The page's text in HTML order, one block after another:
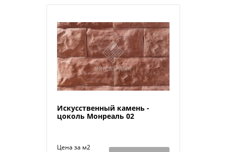
Искусственный камень -
цоколь Монреаль 02
Цена за м2